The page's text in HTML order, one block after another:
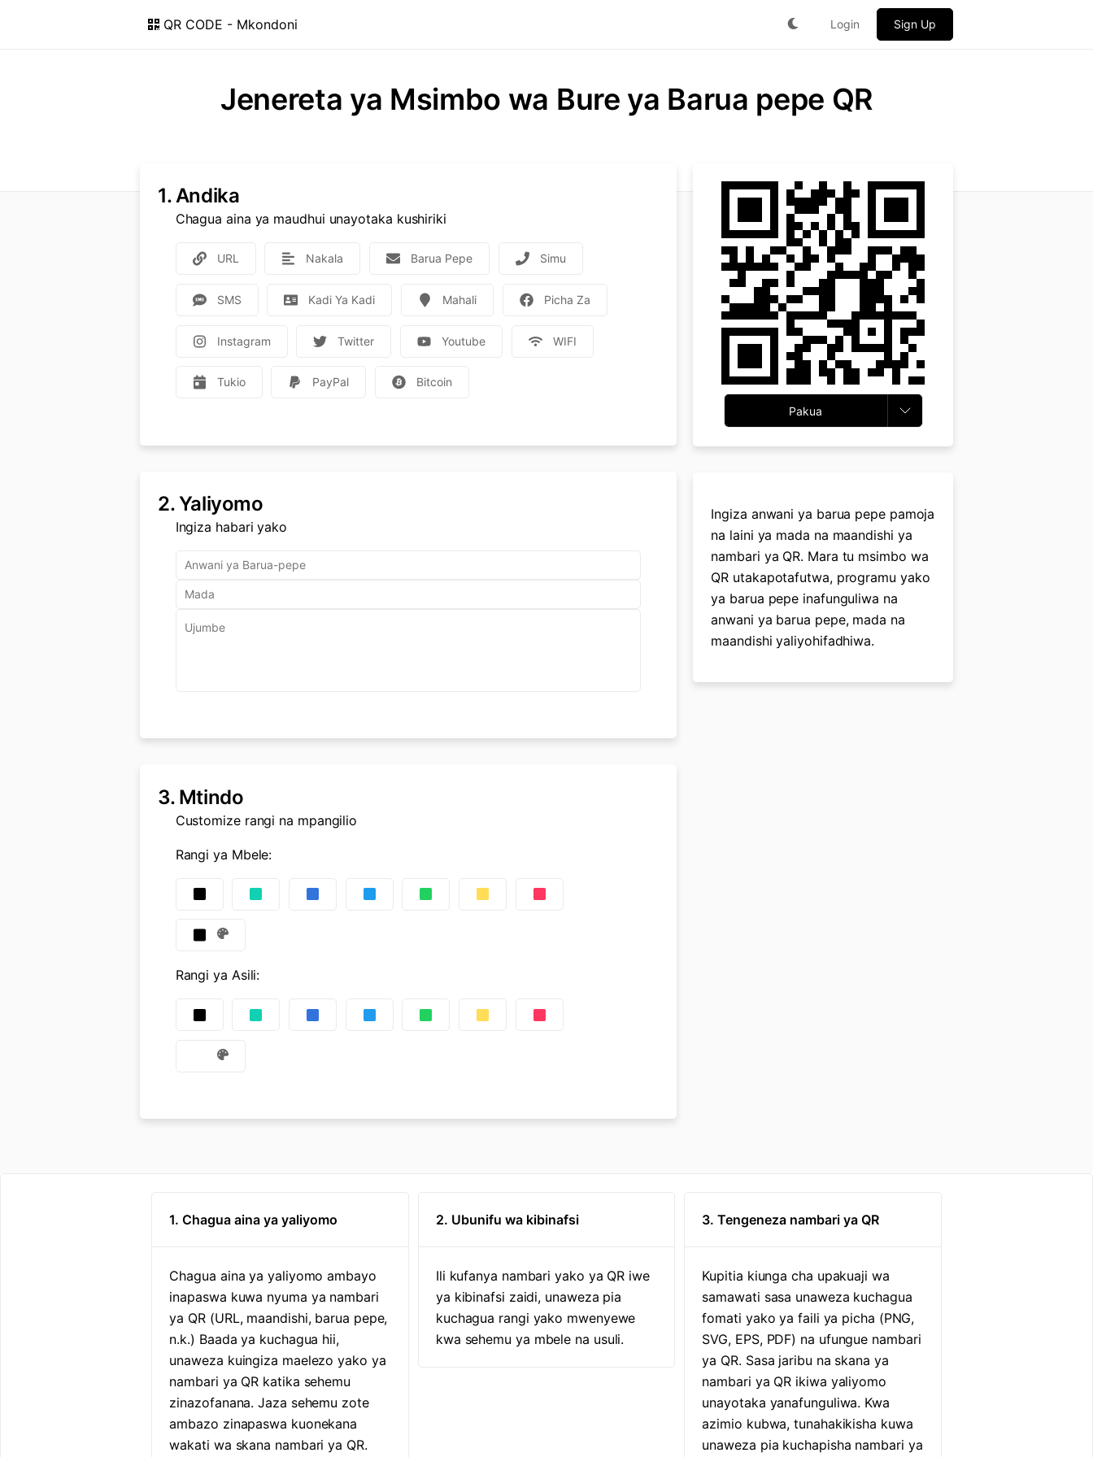
QR CODE - Mkondoni Login Sign Up
Jenereta ya Msimbo wa Bure ya Barua pepe QR
1.Andika
Chagua aina ya maudhui unayotaka kushiriki
URL Nakala Barua Pepe Simu
SMS Kadi Ya Kadi Mahali Picha Za
Instagram Twitter Youtube WIFI
Tukio PayPal Bitcoin
2.Yaliyomo
Ingiza habari yako
3. Mtindo
Customize rangi na mpangilio
Rangi ya Mbele:
Rangi ya Asili:
Pakua
Ingiza anwani ya barua pepe pamoja
na laini ya mada na maandishi ya
nambari ya QR. Mara tu msimbo wa
QR utakapotafutwa, programu yako
ya barua pepe inafunguliwa na
anwani ya barua pepe, mada na
maandishi yaliyohifadhiwa.
1. Chagua aina ya yaliyomo
Chagua aina ya yaliyomo ambayo
inapaswa kuwa nyuma ya nambari
ya QR (URL, maandishi, barua pepe,
n.k.) Baada ya kuchagua hii,
unaweza kuingiza maelezo yako ya
nambari ya QR katika sehemu
zinazofanana. Jaza sehemu zote
ambazo zinapaswa kuonekana
wakati wa skana nambari ya QR.
2. Ubunifu wa kibinafsi
Ili kufanya nambari yako ya QR iwe
ya kibinafsi zaidi, unaweza pia
kuchagua rangi yako mwenyewe
kwa sehemu ya mbele na usuli.
3. Tengeneza nambari ya QR
Kupitia kiunga cha upakuaji wa
samawati sasa unaweza kuchagua
fomati yako ya faili ya picha (PNG,
SVG, EPS, PDF) na ufungue nambari
ya QR. Sasa jaribu na skana ya
nambari ya QR ikiwa yaliyomo
unayotaka yanafunguliwa. Kwa
azimio kubwa, tunahakikisha kuwa
unaweza pia kuchapisha nambari ya